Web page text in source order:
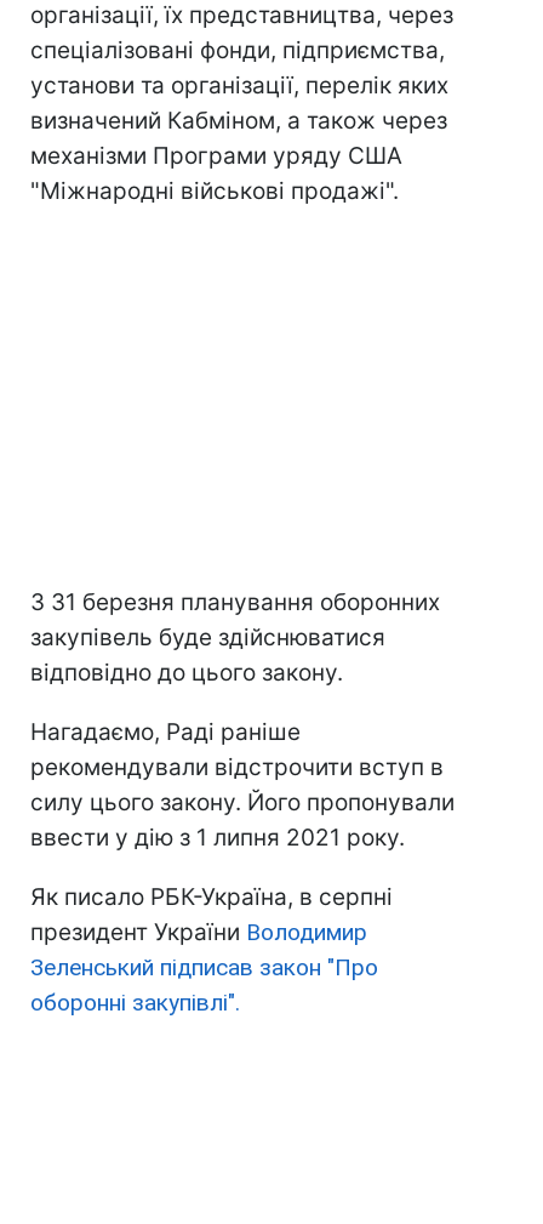
організації, їх представництва, через
спеціалізовані фонди, підприємства,
установи та організації, перелік яких
визначений Кабміном, а також через
механізми Програми уряду США
"Міжнародні військові продажі".
З 31 березня планування оборонних
закупівель буде здійснюватися
відповідно до цього закону.
Нагадаємо, Раді раніше
рекомендували відстрочити вступ в
силу цього закону. Його пропонували
ввести у дію з 1 липня 2021 року.
Як писало РБК-Україна, в серпні
президент України Володимир
Зеленський підписав закон "Про
оборонні закупівлі".